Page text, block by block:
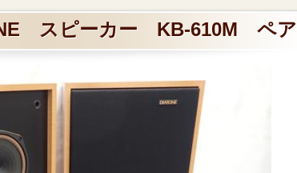
スピーカー KB-610M ペア